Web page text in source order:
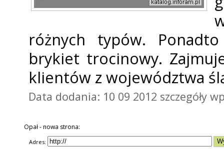
różnych typów.
brykiet trocinowy.
klientów z województwa
Data dodania: 10 09 2012 szczegóły
Opał - nowa strona:
Adres: